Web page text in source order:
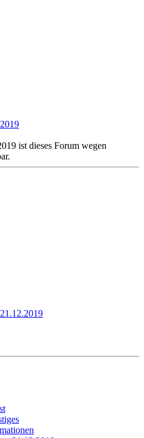
ist dieses Forum wegen